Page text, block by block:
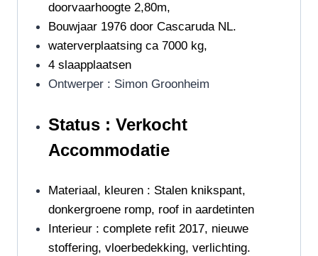
doorvaarhoogte 2,80m,
Bouwjaar 1976 door Cascaruda NL.
waterverplaatsing ca 7000 kg,
4 slaapplaatsen
Ontwerper : Simon Groonheim
Status : Verkocht
Accommodatie
Materiaal, kleuren : Stalen knikspant,
donkergroene romp, roof in aardetinten
Interieur : complete refit 2017, nieuwe
stoffering, vloerbedekking, verlichting.